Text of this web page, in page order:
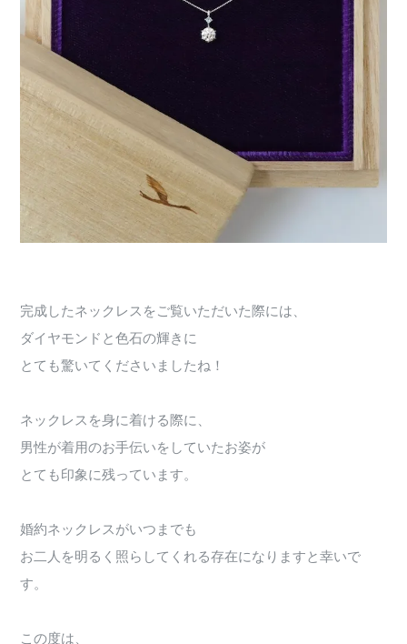
完成したネックレスをご覧いただいた際には、
ダイヤモンドと色石の輝きに
とても驚いてくださいましたね！
ネックレスを身に着ける際に、
男性が着用のお手伝いをしていたお姿が
とても印象に残っています。
婚約ネックレスがいつまでも
お二人を明るく照らしてくれる存在になりますと幸いで
す。
この度は、